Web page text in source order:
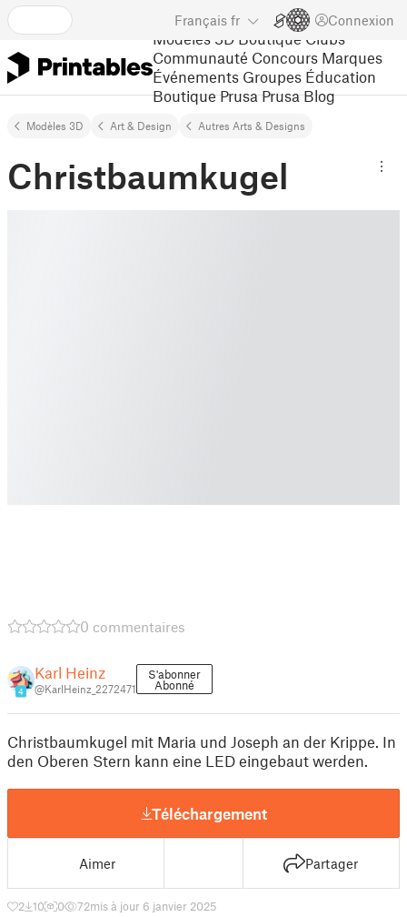
Français fr Connexion
Modèles 3D Boutique Clubs
Communauté Concours Marques
Événements Groupes Éducation
Boutique Prusa Prusa Blog
Modèles 3D Art & Design Autres Arts & Designs
Christbaumkugel
0 commentaires
4
Karl Heinz
@KarlHeinz_2272471
S'abonner
Abonné
Christbaumkugel mit Maria und Joseph an der Krippe. In
den Oberen Stern kann eine LED eingebaut werden.
Téléchargement
Aimer Partager
2 10 0 72mis à jour 6 janvier 2025